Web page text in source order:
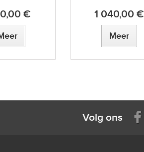
€ 1 040,00 €
Meer
Volg ons